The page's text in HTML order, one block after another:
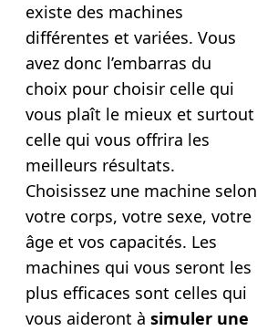
existe des machines
différentes et variées. Vous
avez donc l’embarras du
choix pour choisir celle qui
vous plaît le mieux et surtout
celle qui vous offrira les
meilleurs résultats.
Choisissez une machine selon
votre corps, votre sexe, votre
âge et vos capacités. Les
machines qui vous seront les
plus efficaces sont celles qui
vous aideront à simuler une